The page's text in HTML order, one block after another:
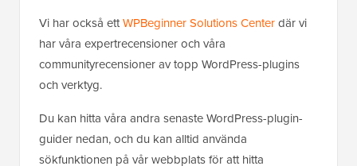
Vi har också ettWPBeginner Solutions Centerdär vi
har våra expertrecensioner och våra
communityrecensioner av topp WordPress-plugins
och verktyg.
Du kan hitta våra andra senaste WordPress-plugin-
guider nedan, och du kan alltid använda
sökfunktionen på vår webbplats för att hitta